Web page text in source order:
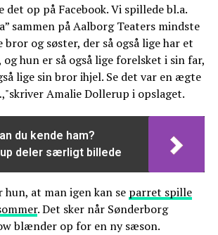
det op på Facebook. Vi spillede bl.a.
sammen på Aalborg Teaters mindste
bror og søster, der så også lige har et
hun er så også lige forelsket i sin far,
lige sin bror ihjel. Se det var en ægte
Amalie Dollerup i opslaget.
du kende ham?
deler særligt billede
at man igen kan se parret spille
. Det sker når Sønderborg
blænder op for en ny sæson.